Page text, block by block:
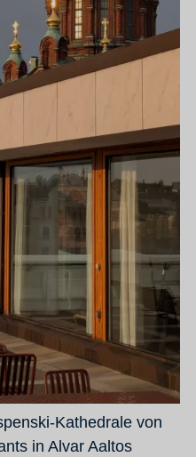
Kathedrale von
in Alvar Aaltos